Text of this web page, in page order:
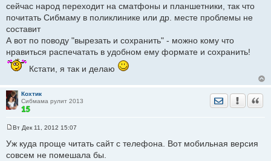
сейчас народ переходит на сматфоны и планшетники, так что
почитать Сибмаму в поликлинике или др. месте проблемы не
составит
А вот по поводу "вырезать и сохранить" - можно кому что
нравиться распечатать в удобном ему формате и сохранить!
Кстати, я так и делаю
Кохтик
Сибмама рулит 2013
Отправить
о
б
Вт Дек 11, 2012 15:07
Уж куда проще читать сайт с телефона. Вот мобильная версия
совсем не помешала бы.